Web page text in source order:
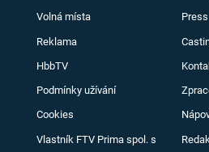
Volná místa Press
Reklama
HbbTV
Podmínky užívání
Cookies
Vlastník FTV Prima spol. s